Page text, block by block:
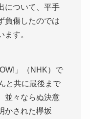
について、平手
負傷したのでは
す。
」（NHK）で
と共に最後まで
並々ならぬ決意
かされた欅坂